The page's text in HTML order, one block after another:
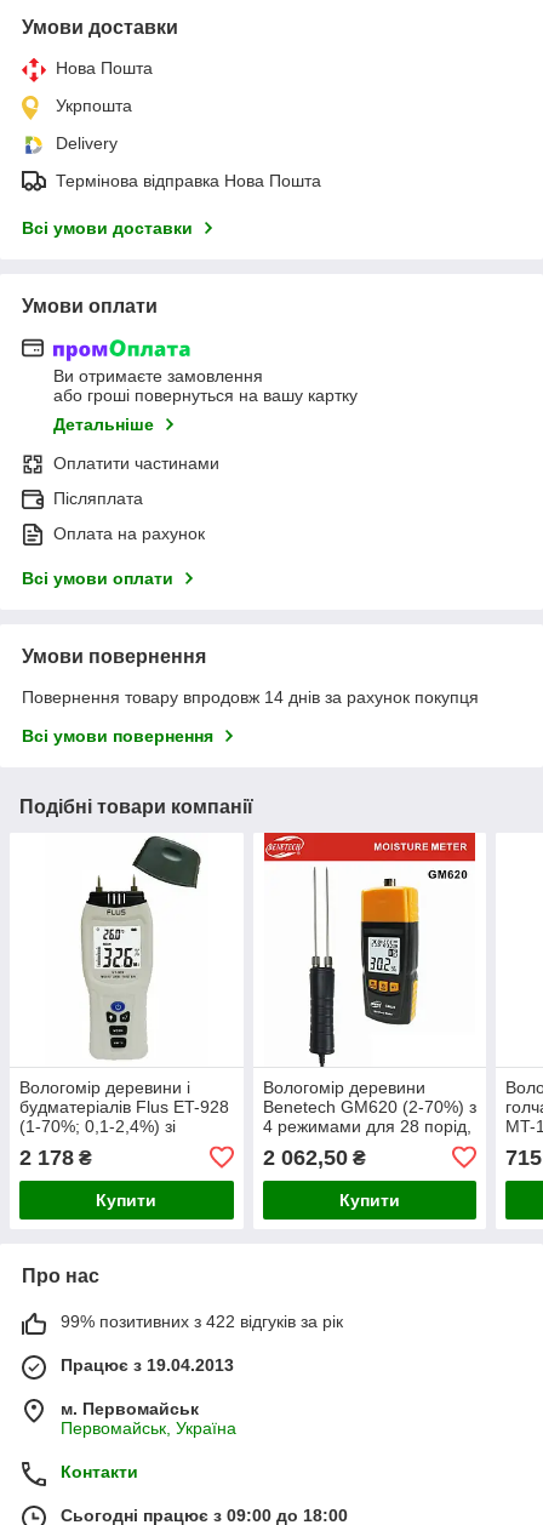
Умови доставки
Нова Пошта
Укрпошта
Delivery
Термінова відправка Нова Пошта
Всі умови доставки
Умови оплати
Ви отримаєте замовлення
або гроші повернуться на вашу картку
Детальніше
Оплатити частинами
Післяплата
Оплата на рахунок
Всі умови оплати
Умови повернення
Повернення товару впродовж 14 днів за рахунок покупця
Всі умови повернення
Подібні товари компанії
Вологомір деревини і
будматеріалів Flus ET-928
(1-70%; 0,1-2,4%) зі
термометром. Ціна з ПДВ
2 178 ₴
Купити
Вологомір деревини
Benetech GM620 (2-70%) з
4 режимами для 28 порід,
з 2-ма комплектами голок,
АТС
2 062,50₴
Купити
MT-
715
Про нас
99% позитивних з 422 відгуків за рік
Працює з 19.04.2013
м. Первомайськ
Первомайськ, Україна
Контакти
Сьогодні працює з 09:00 до 18:00